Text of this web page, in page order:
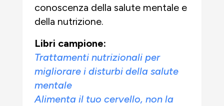
conoscenza della salute mentale e
della nutrizione.
Libri campione:
Trattamenti nutrizionali per
migliorare i disturbi della salute
mentale
Alimenta il tuo cervello, non la